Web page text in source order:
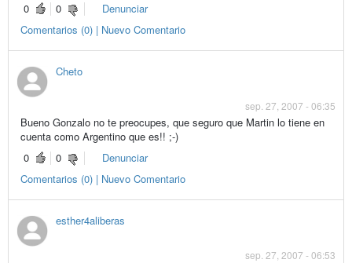
0
0
Denunciar
Comentarios (0) | Nuevo Comentario
Cheto
sep. 27, 2007 - 06:35
Bueno Gonzalo no te preocupes, que seguro que Martin lo tiene en
cuenta como Argentino que es!! ;-)
0
0
Denunciar
Comentarios (0) | Nuevo Comentario
esther4aliberas
sep. 27, 2007 - 06:53